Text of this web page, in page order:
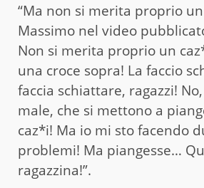
“Ma non si merita proprio
Massimo nel video
Non si merita proprio un
una croce sopra! La faccio
faccia schiattare, ragazzi!
male, che si mettono a
caz*i! Ma io mi sto facendo
problemi! Ma piangesse…
ragazzina!”.